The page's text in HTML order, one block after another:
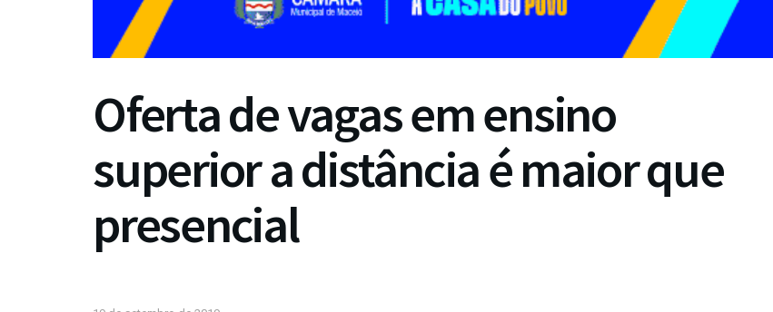
Oferta de vagas em ensino
superior a distância é maior que
presencial